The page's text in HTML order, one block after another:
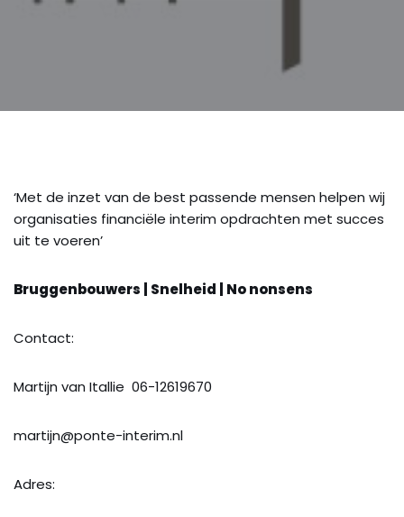
‘Met de inzet van de best passende mensen helpen wij
organisaties financiële interim opdrachten met succes
uit te voeren’
Bruggenbouwers | Snelheid | No nonsens
Contact:
Martijn van Itallie 06-12619670
martijn@ponte-interim.nl
Adres: